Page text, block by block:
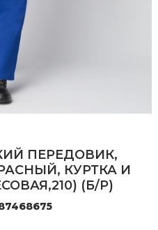
ПЕРЕДОВИК,
КУРТКА И
(Б/Р)